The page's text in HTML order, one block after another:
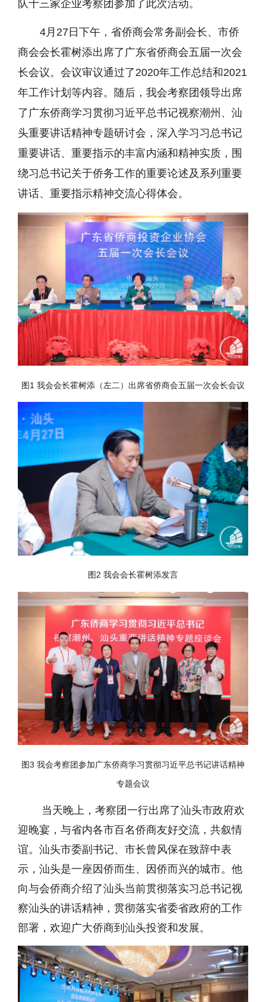
队十三家企业考察团参加了此次活动。
4月27日下午，省侨商会常务副会长、市侨
商会会长霍树添出席了广东省侨商会五届一次会
长会议。会议审议通过了2020年工作总结和2021
年工作计划等内容。随后，我会考察团领导出席
了广东侨商学习贯彻习近平总书记视察潮州、汕
头重要讲话精神专题研讨会，深入学习习总书记
重要讲话、重要指示的丰富内涵和精神实质，围
绕习总书记关于侨务工作的重要论述及系列重要
讲话、重要指示精神交流心得体会。
图1 我会会长霍树添（左二）出席省侨商会五届一次会长会议
图2 我会会长霍树添发言
图3 我会考察团参加广东侨商学习贯彻习近平总书记讲话精神
专题会议
当天晚上，考察团一行出席了汕头市政府欢
迎晚宴，与省内各市百名侨商友好交流，共叙情
谊。汕头市委副书记、市长曾风保在致辞中表
示，汕头是一座因侨而生、因侨而兴的城市。他
向与会侨商介绍了汕头当前贯彻落实习总书记视
察汕头的讲话精神，贯彻落实省委省政府的工作
部署，欢迎广大侨商到汕头投资和发展。